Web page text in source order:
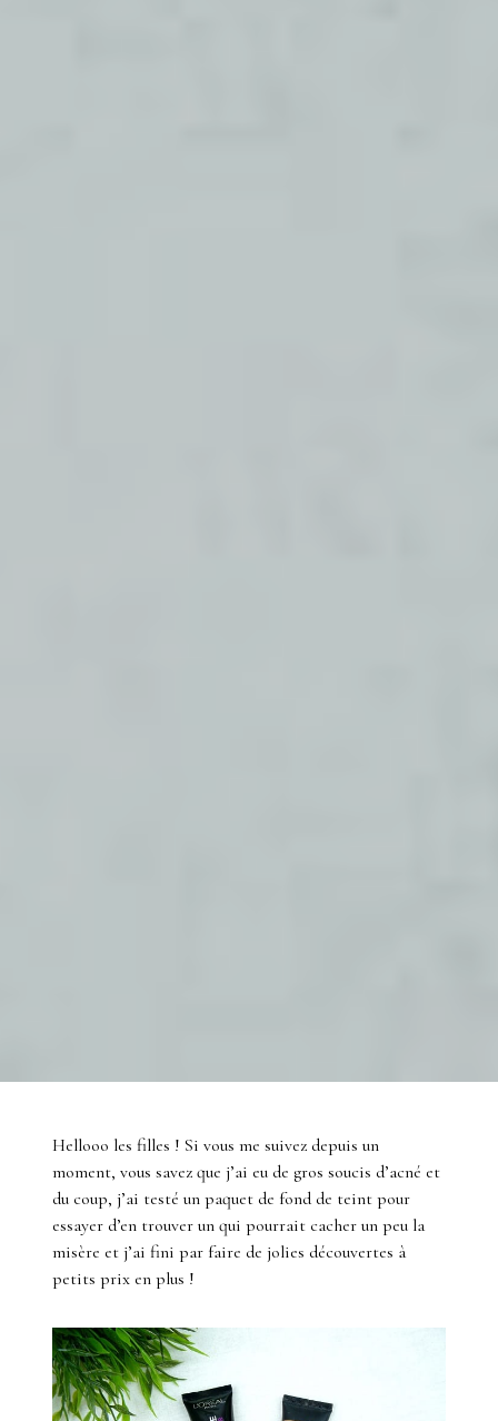
Hellooo les filles ! Si vous me suivez depuis un
moment, vous savez que j’ai eu de gros soucis d’acné et
du coup, j’ai testé un paquet de fond de teint pour
essayer d’en trouver un qui pourrait cacher un peu la
misère et j’ai fini par faire de jolies découvertes à
petits prix en plus !